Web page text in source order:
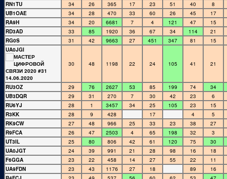
RN1TU
34 26 365 17 23 51 40
8
UB1OAE
34 28 470 33 60 26 45
17
RA9H
34 20 6681 7 4 121 47
15
RD3AD
33 85 1920 36 67 34 114
21
RG0S
31 42 9663 27 451 347 81
15
UA0JGI
30
48 1198 22 24 105 41 21
RU3OZ 29 76 2627 53 85 199 74
34
UB3DQR
29 31 270 7 30 42 23
6
RU6YJ
28 1 3457 34 25 105 23
15
R3KK
28 9 428 17 4
5
RK9CW
27 48 966 25 33 23 38
27
R9FCA
26 47 2503 4 65 198 32
3
UT3IL
25 80 806 42 61 120 75
30
UA0JGT
24 39 991 21 28 98 16
18
F6GGA
23 22 458 14 27 55 22
11
UA9FDN
23 43 1176 27 18 89
16